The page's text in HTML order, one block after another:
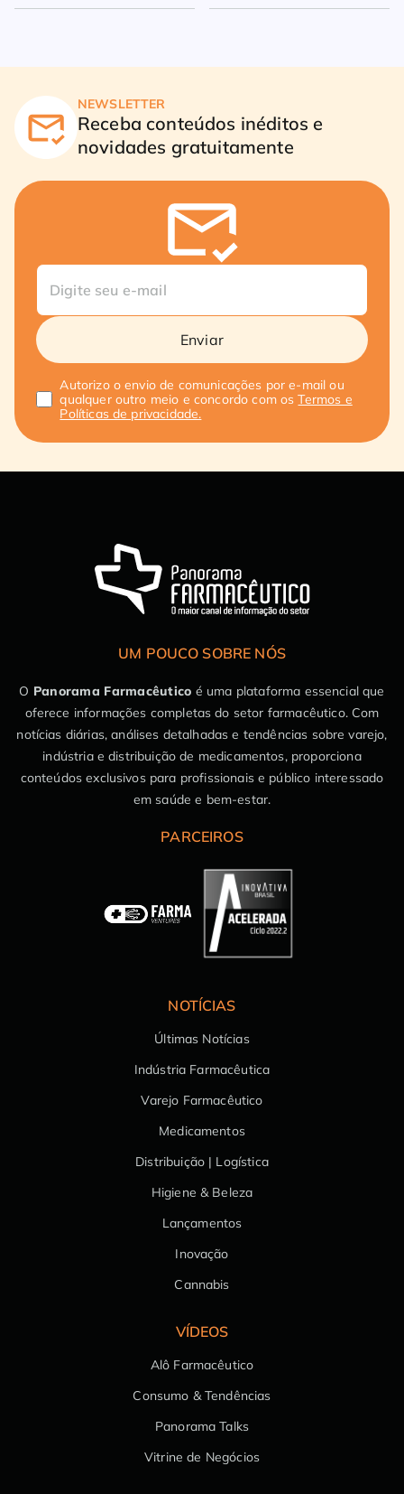
NEWSLETTER
Receba conteúdos inéditos e
novidades gratuitamente
Enviar
Autorizo o envio de comunicações por e-mail ou
qualquer outro meio e concordo com osTermos e
Políticas de privacidade.
UM POUCO SOBRE NÓS
O Panorama Farmacêutico é uma plataforma essencial que
oferece informações completas do setor farmacêutico. Com
notícias diárias, análises detalhadas e tendências sobre varejo,
indústria e distribuição de medicamentos, proporciona
conteúdos exclusivos para profissionais e público interessado
em saúde e bem-estar.
PARCEIROS
NOTÍCIAS
Últimas Notícias
Indústria Farmacêutica
Varejo Farmacêutico
Medicamentos
Distribuição | Logística
Higiene & Beleza
Lançamentos
Inovação
Cannabis
VÍDEOS
Alô Farmacêutico
Consumo & Tendências
Panorama Talks
Vitrine de Negócios